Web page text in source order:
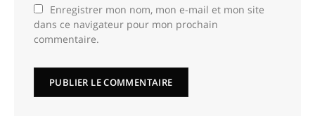
Enregistrer mon nom, mon e-mail et mon site
dans ce navigateur pour mon prochain
commentaire.